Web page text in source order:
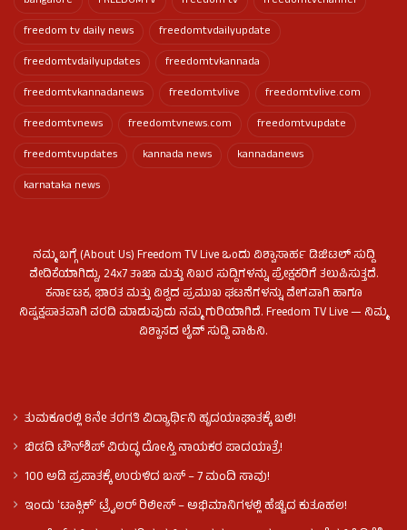
freedom tv daily news
freedomtvdailyupdate
freedomtvdailyupdates
freedomtvkannada
freedomtvkannadanews
freedomtvlive
freedomtvlive.com
freedomtvnews
freedomtvnews.com
freedomtvupdate
freedomtvupdates
kannada news
kannadanews
karnataka news
ನಮ್ಮ ಬಗ್ಗೆ (About Us) Freedom TV Live ಒಂದು ವಿಶ್ವಾಸಾರ್ಹ ಡಿಜಿಟಲ್ ಸುದ್ದಿ
ವೇದಿಕೆಯಾಗಿದ್ದು, 24x7 ತಾಜಾ ಮತ್ತು ನಿಖರ ಸುದ್ದಿಗಳನ್ನು ಪ್ರೇಕ್ಷಕರಿಗೆ ತಲುಪಿಸುತ್ತದೆ.
ಕರ್ನಾಟಕ, ಭಾರತ ಮತ್ತು ವಿಶ್ವದ ಪ್ರಮುಖ ಘಟನೆಗಳನ್ನು ವೇಗವಾಗಿ ಹಾಗೂ
ನಿಷ್ಪಕ್ಷಪಾತವಾಗಿ ವರದಿ ಮಾಡುವುದು ನಮ್ಮ ಗುರಿಯಾಗಿದೆ. Freedom TV Live — ನಿಮ್ಮ
ವಿಶ್ವಾಸದ ಲೈವ್ ಸುದ್ದಿ ವಾಹಿನಿ.
ತುಮಕೂರಲ್ಲಿ 8ನೇ ತರಗತಿ ವಿದ್ಯಾರ್ಥಿನಿ ಹೃದಯಾಘಾತಕ್ಕೆ ಬಲಿ!
ಬಿಡದಿ ಟೌನ್‌ಶಿಪ್‌ ವಿರುದ್ಧ ದೋಸ್ತಿ ನಾಯಕರ ಪಾದಯಾತ್ರೆ!
100 ಅಡಿ ಪ್ರಪಾತಕ್ಕೆ ಉರುಳಿದ ಬಸ್‌ – 7 ಮಂದಿ ಸಾವು!
ಇಂದು ʻಟಾಕ್ಸಿಕ್ʼ ಟ್ರೈಲರ್ ರಿಲೀಸ್‌ – ಅಭಿಮಾನಿಗಳಲ್ಲಿ ಹೆಚ್ಚಿದ ಕುತೂಹಲ!